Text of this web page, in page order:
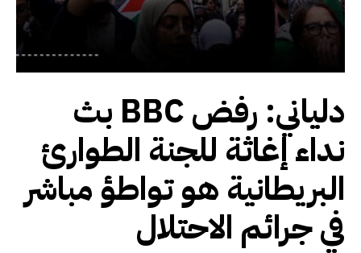
دلياني: رفض BBC بث
نداء إغاثة للجنة الطوارئ
البريطانية هو تواطؤ مباشر
في جرائم الاحتلال